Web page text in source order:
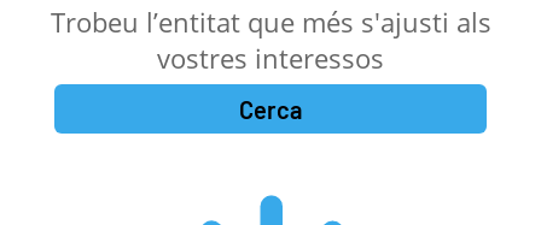
Trobeu l’entitat que més s'ajusti als
vostres interessos
Cerca